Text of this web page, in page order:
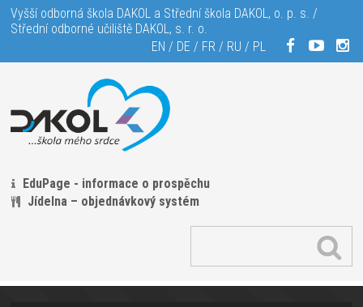
Vyšší odborná škola DAKOL a Střední škola DAKOL, o. p. s. /
Střední odborné učiliště DAKOL, s. r. o.
EN / DE / FR/ RU / PL
EduPage - informace o prospěchu
Jídelna – objednávkový systém